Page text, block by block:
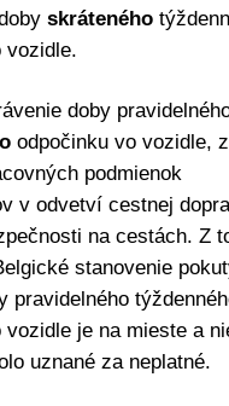
skráteného
vozidle.
doby
odpočinku vo vozidle,
podmienok
v odvetví cestnej
na cestách. Z
stanovenie
pravidelného
vozidle je na mieste a
uznané za neplatné.